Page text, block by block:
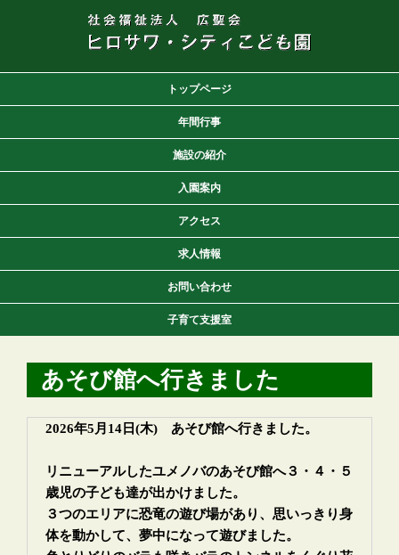
トップページ
年間行事
施設の紹介
入園案内
アクセス
求人情報
お問い合わせ
子育て支援室
あそび館へ行きました
2026年5月14日(木) あそび館へ行きました。
リニューアルしたユメノバのあそび館へ３・４・５
歳児の子ども達が出かけました。
３つのエリアに恐竜の遊び場があり、思いっきり身
体を動かして、夢中になって遊びました。